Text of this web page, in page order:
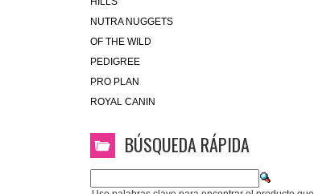
NUTRA NUGGETS
OF THE WILD
PEDIGREE
PRO PLAN
ROYAL CANIN
BÚSQUEDA RÁPIDA